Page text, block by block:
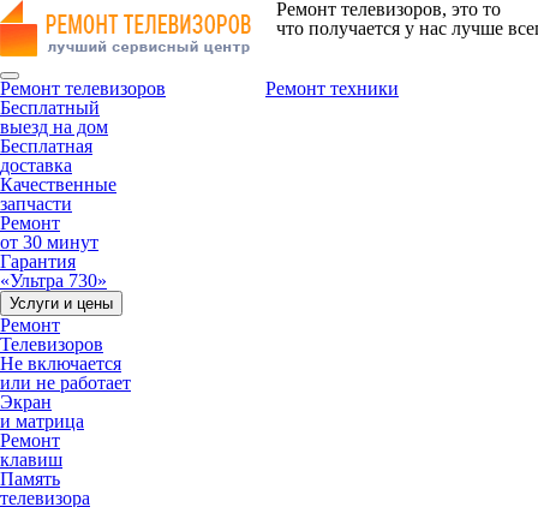
Ремонт телевизоров, это то
что получается у нас лучше
Ремонт телевизоров
Ремонт техники
Бесплатный
выезд на дом
Бесплатная
доставка
Качественные
запчасти
Ремонт
от 30 минут
Гарантия
«Ультра 730»
Услуги и цены
Ремонт
Телевизоров
Не включается
или не работает
Экран
и матрица
Ремонт
клавиш
Память
телевизора